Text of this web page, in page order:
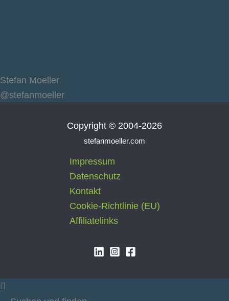
Stefan Moeller
@stefanmoeller
Copyright © 2004-2026
stefanmoeller.com
Impressum
Datenschutz
Kontakt
Cookie-Richtlinie (EU)
Affiliatelinks